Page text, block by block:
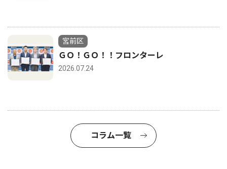
宮前区
ＧＯ！ＧＯ！！フロンターレ
2026.07.24
コラム一覧